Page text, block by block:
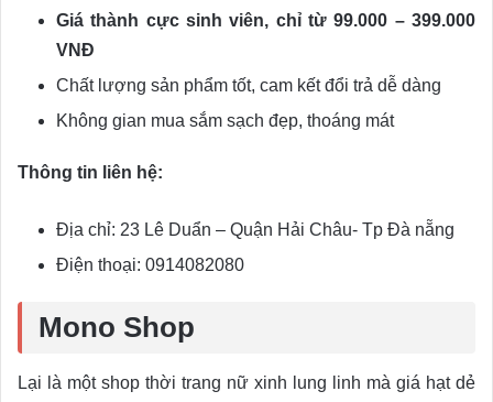
Giá thành cực sinh viên, chỉ từ 99.000 – 399.000
VNĐ
Chất lượng sản phẩm tốt, cam kết đổi trả dễ dàng
Không gian mua sắm sạch đẹp, thoáng mát
Thông tin liên hệ:
Địa chỉ: 23 Lê Duẩn – Quận Hải Châu- Tp Đà nẵng
Điện thoại: 0914082080
Mono Shop
Lại là một shop thời trang nữ xinh lung linh mà giá hạt dẻ